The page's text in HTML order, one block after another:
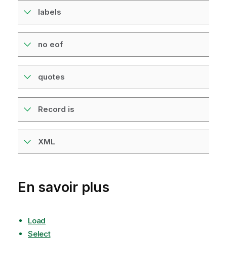
labels
no eof
quotes
Record is
XML
En savoir plus
Load
Select